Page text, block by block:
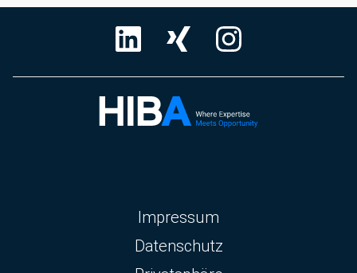
Navigation
überspringen
Impressum
Datenschutz